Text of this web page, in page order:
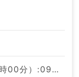
日当直（09時00分～翌09時00分）:09:00〜09:00